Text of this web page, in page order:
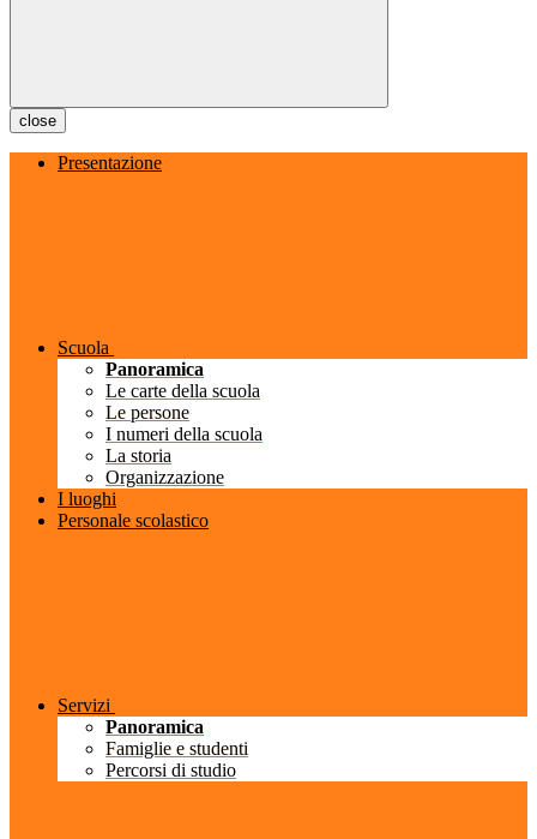
close
Presentazione
Scuola
Panoramica
Le carte della scuola
Le persone
I numeri della scuola
La storia
Organizzazione
I luoghi
Personale scolastico
Servizi
Panoramica
Famiglie e studenti
Percorsi di studio